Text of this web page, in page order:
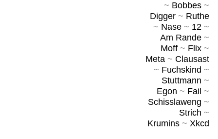
~ Bobbes~
Digger~ Ruthe
~ Nase~ 12~
Am Rande~
Moff~ Flix~
Meta~ Clausast
~ Fuchskind ~
Stuttmann ~
Egon ~ Fail ~
Schisslaweng ~
Strich ~
Krumins~ Xkcd